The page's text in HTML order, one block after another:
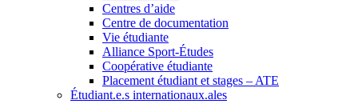
Centres d’aide
Centre de documentation
Vie étudiante
Alliance Sport-Études
Coopérative étudiante
Placement étudiant et stages – ATE
Étudiant.e.s internationaux.ales